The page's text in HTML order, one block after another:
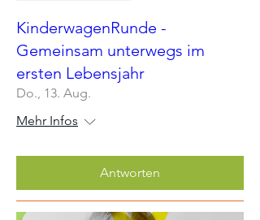
KinderwagenRunde -
Gemeinsam unterwegs im
ersten Lebensjahr
Do., 13. Aug.
Mehr Infos
Antworten